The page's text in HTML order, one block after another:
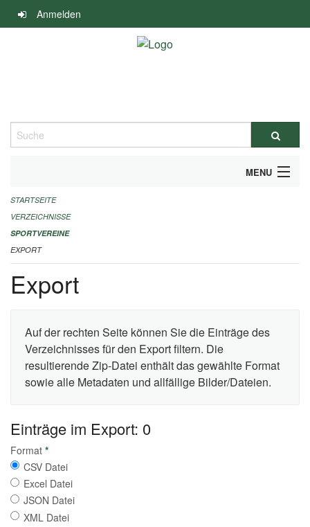
Navigation
überspringen
Anmelden
Suche
MENU
ALLGEMEINE INFORMATIONEN
FINANZIELLE UNTERSTÜTZUNG BENÖTIGT?
KONTAKT
STARTSEITE
VERZEICHNISSE
SPORTVEREINE
EXPORT
Export
Auf der rechten Seite können Sie die Einträge des
Verzeichnisses für den Export filtern. Die
resultierende Zip-Datei enthält das gewählte Format
sowie alle Metadaten und allfällige Bilder/Dateien.
Einträge im Export: 0
Format *
CSV Datei
Excel Datei
JSON Datei
XML Datei